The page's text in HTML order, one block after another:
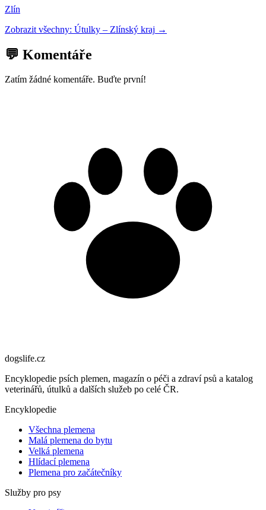
Zlín
Zobrazit všechny: Útulky – Zlínský kraj →
💬 Komentáře
Zatím žádné komentáře. Buďte první!
dogslife.cz
Encyklopedie psích plemen, magazín o péči a zdraví psů a katalog
veterinářů, útulků a dalších služeb po celé ČR.
Encyklopedie
Všechna plemena
Malá plemena do bytu
Velká plemena
Hlídací plemena
Plemena pro začátečníky
Služby pro psy